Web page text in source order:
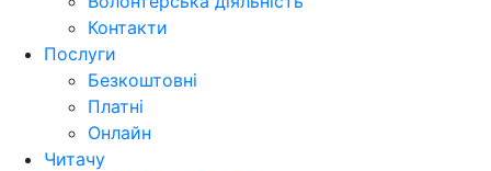
Контакти
Послуги
Безкоштовні
Платні
Онлайн
Читачу